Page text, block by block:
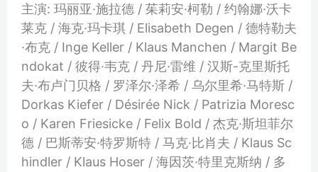
主演: 玛丽亚·施拉德 / 茱莉安·柯勒 / 约翰娜·沃卡
莱克 / 海克·玛卡琪 / Elisabeth Degen / 德特勒夫
·布克 / Inge Keller / Klaus Manchen / Margit Be
ndokat / 彼得·韦克 / 丹尼·雷维 / 汉斯-克里斯托
夫·布卢门贝格 / 罗泽尔·泽希 / 乌尔里希·马特斯 /
Dorkas Kiefer / Désirée Nick / Patrizia Moresc
o / Karen Friesicke / Felix Bold / 杰克·斯坦菲尔
德 / 巴斯蒂安·特罗斯特 / 马克·比肖夫 / Klaus Sc
hindler / Klaus Hoser / 海因茨·特里克斯纳 / 多